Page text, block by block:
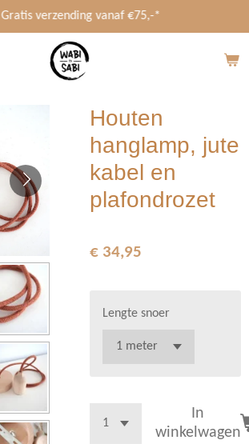
Gratis verzending vanaf €75,-*
Houten
hanglamp, jute
kabel en
plafondrozet
€ 34,95
Lengte snoer
In
winkelwagen